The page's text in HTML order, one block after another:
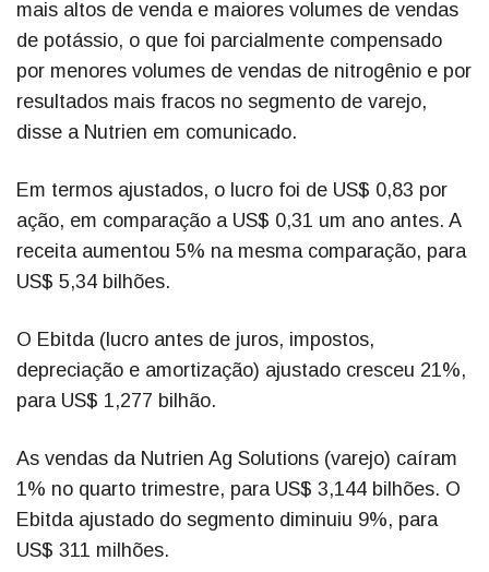
mais altos de venda e maiores volumes de vendas
de potássio, o que foi parcialmente compensado
por menores volumes de vendas de nitrogênio e por
resultados mais fracos no segmento de varejo,
disse a Nutrien em comunicado.
Em termos ajustados, o lucro foi de US$ 0,83 por
ação, em comparação a US$ 0,31 um ano antes. A
receita aumentou 5% na mesma comparação, para
US$ 5,34 bilhões.
O Ebitda (lucro antes de juros, impostos,
depreciação e amortização) ajustado cresceu 21%,
para US$ 1,277 bilhão.
As vendas da Nutrien Ag Solutions (varejo) caíram
1% no quarto trimestre, para US$ 3,144 bilhões. O
Ebitda ajustado do segmento diminuiu 9%, para
US$ 311 milhões.